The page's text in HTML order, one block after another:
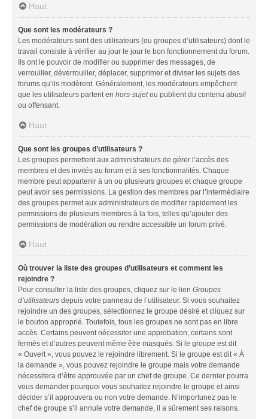
Haut
Que sont les modérateurs ?
Les modérateurs sont des utilisateurs (ou groupes d’utilisateurs) dont le
travail consiste à vérifier au jour le jour le bon fonctionnement du forum.
Ils ont le pouvoir de modifier ou supprimer des messages, de
verrouiller, déverrouiller, déplacer, supprimer et diviser les sujets des
forums qu’ils modèrent. Généralement, les modérateurs empêchent
que les utilisateurs partent en hors-sujetou publient du contenu abusif
ou offensant.
Haut
Que sont les groupes d’utilisateurs ?
Les groupes permettent aux administrateurs de gérer l’accès des
membres et des invités au forum et à ses fonctionnalités. Chaque
membre peut appartenir à un ou plusieurs groupes et chaque groupe
peut avoir ses permissions. La gestion des membres par l’intermédiaire
des groupes permet aux administrateurs de modifier rapidement les
permissions de plusieurs membres à la fois, telles qu’ajouter des
permissions de modération ou rendre accessible un forum privé.
Haut
Où trouver la liste des groupes d’utilisateurs et comment les
rejoindre ?
Pour consulter la liste des groupes, cliquez sur le lien Groupes
d’utilisateurs depuis votre panneau de l’utilisateur. Si vous souhaitez
rejoindre un des groupes, sélectionnez le groupe désiré et cliquez sur
le bouton approprié. Toutefois, tous les groupes ne sont pas en libre
accès. Certains peuvent nécessiter une approbation, certains sont
fermés et d’autres peuvent même être masqués. Si le groupe est dit
« Ouvert », vous pouvez le rejoindre librement. Si le groupe est dit « À
la demande », vous pouvez rejoindre le groupe mais votre demande
nécessitera d’être approuvée par un chef de groupe. Ce dernier pourra
vous demander pourquoi vous souhaitez rejoindre le groupe et ainsi
décider s’il approuvera ou non votre demande. N’importunez pas le
chef de groupe s’il annule votre demande, il a sûrement ses raisons.